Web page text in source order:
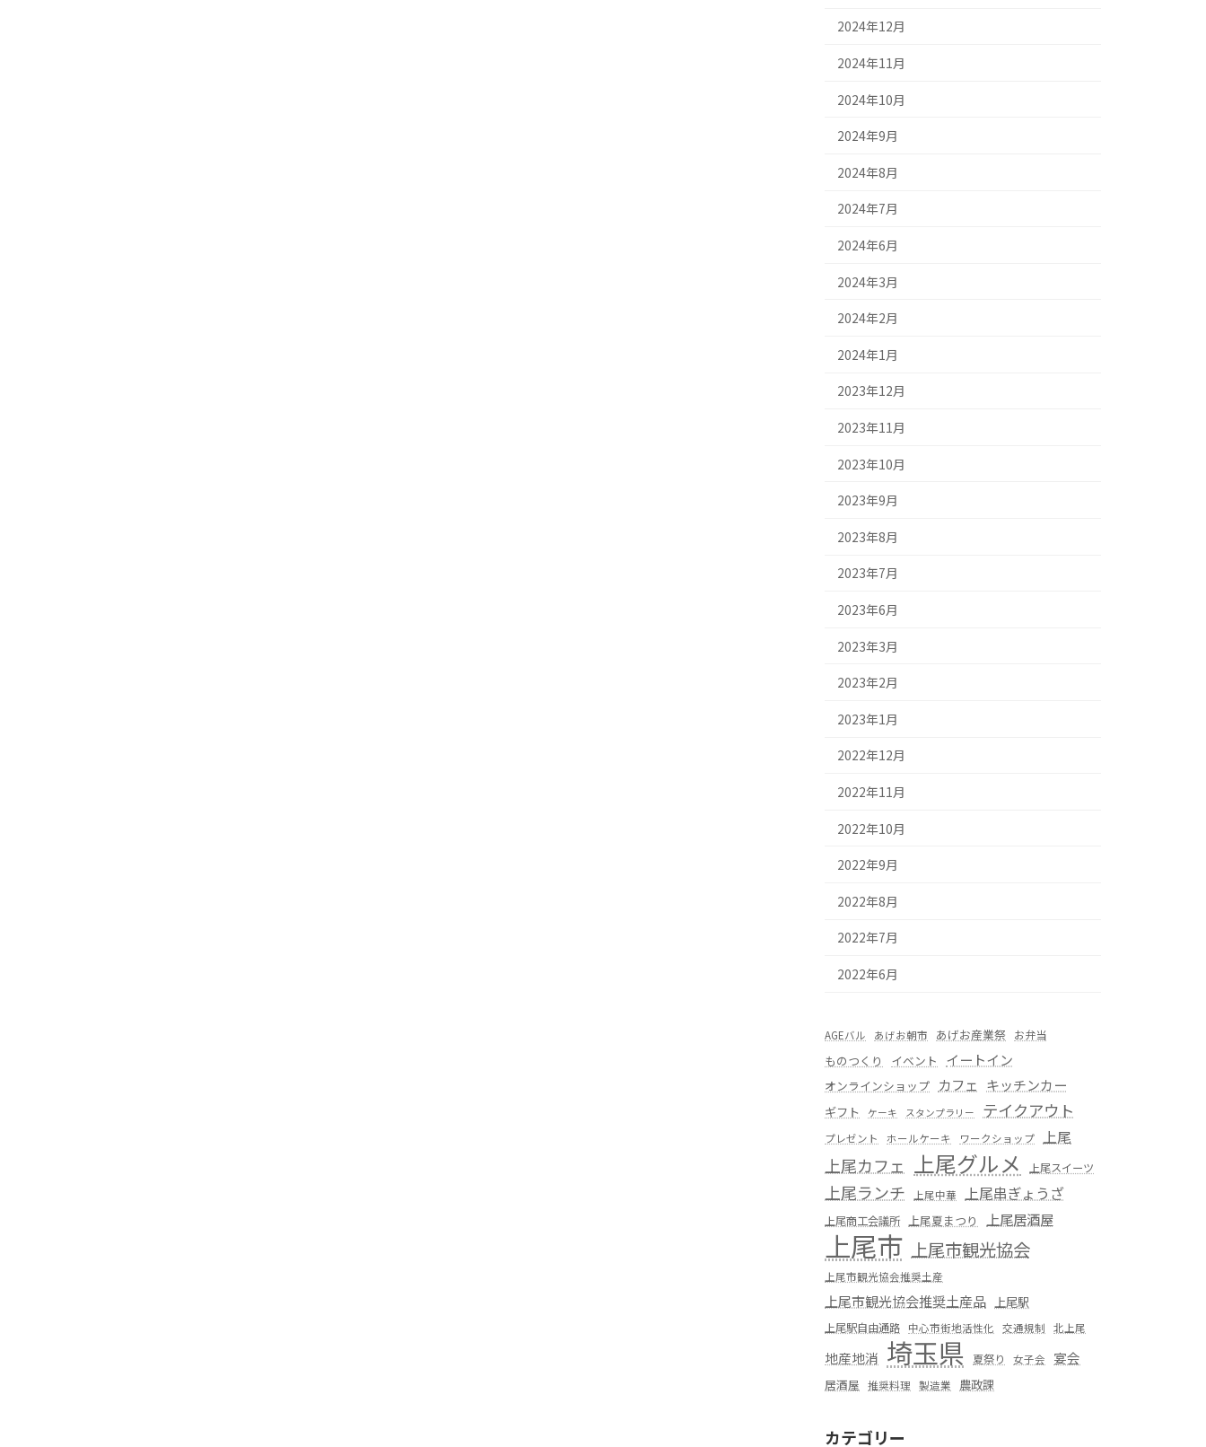
2024年12月
2024年11月
2024年10月
2024年9月
2024年8月
2024年7月
2024年6月
2024年3月
2024年2月
2024年1月
2023年12月
2023年11月
2023年10月
2023年9月
2023年8月
2023年7月
2023年6月
2023年3月
2023年2月
2023年1月
2022年12月
2022年11月
2022年10月
2022年9月
2022年8月
2022年7月
2022年6月
AGEバル あげお朝市 あげお産業祭 お弁当
ものつくり イベント イートイン
オンラインショップ カフェ キッチンカー
ギフト ケーキ スタンプラリー テイクアウト
プレゼント ホールケーキ ワークショップ 上尾
上尾カフェ 上尾グルメ 上尾スイーツ
上尾ランチ 上尾中華 上尾串ぎょうざ
上尾商工会議所 上尾夏まつり 上尾居酒屋
上尾市 上尾市観光協会
上尾市観光協会推奨土産
上尾市観光協会推奨土産品 上尾駅
上尾駅自由通路 中心市街地活性化 交通規制 北上尾
地産地消 埼玉県 夏祭り 女子会 宴会
居酒屋 推奨料理 製造業 農政課
カテゴリー